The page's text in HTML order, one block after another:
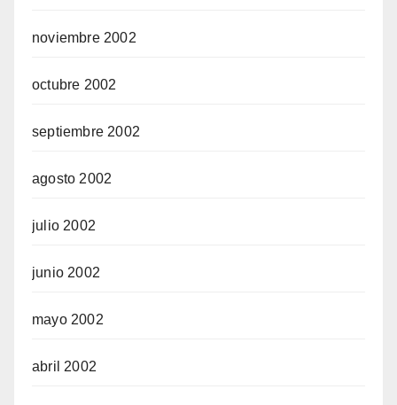
noviembre 2002
octubre 2002
septiembre 2002
agosto 2002
julio 2002
junio 2002
mayo 2002
abril 2002